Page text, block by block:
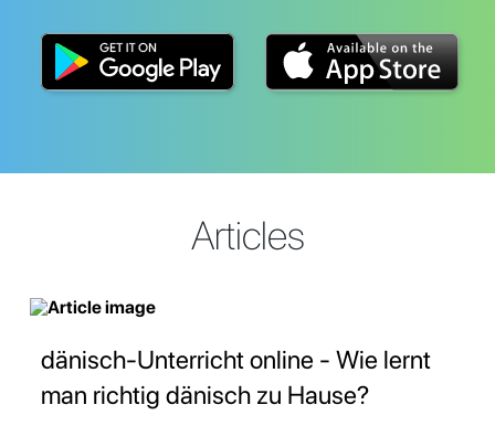
Articles
dänisch-Unterricht online - Wie lernt
man richtig dänisch zu Hause?